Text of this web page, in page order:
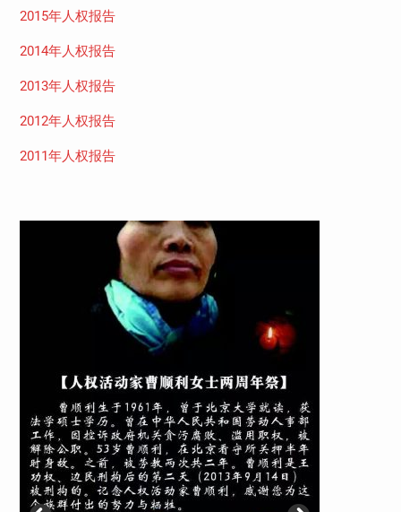
2015年人权报告
2014年人权报告
2013年人权报告
2012年人权报告
2011年人权报告